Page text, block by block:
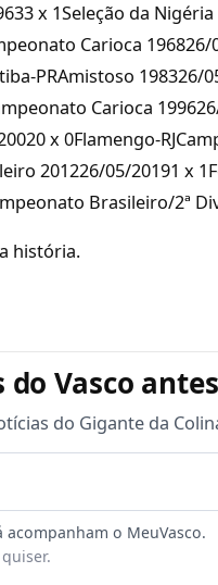
x 1Seleção da
Carioca
PRAmistoso 198326/
Carioca
x 0Flamengo-
201226/05/20191 x
Brasileiro/2ª
história.
do Vasco
do Gigante da